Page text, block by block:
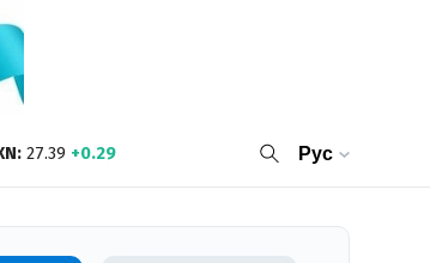
: 27.39 +0.29 Рус